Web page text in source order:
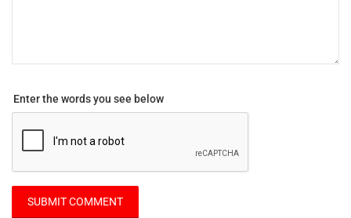
Enter the words you see below